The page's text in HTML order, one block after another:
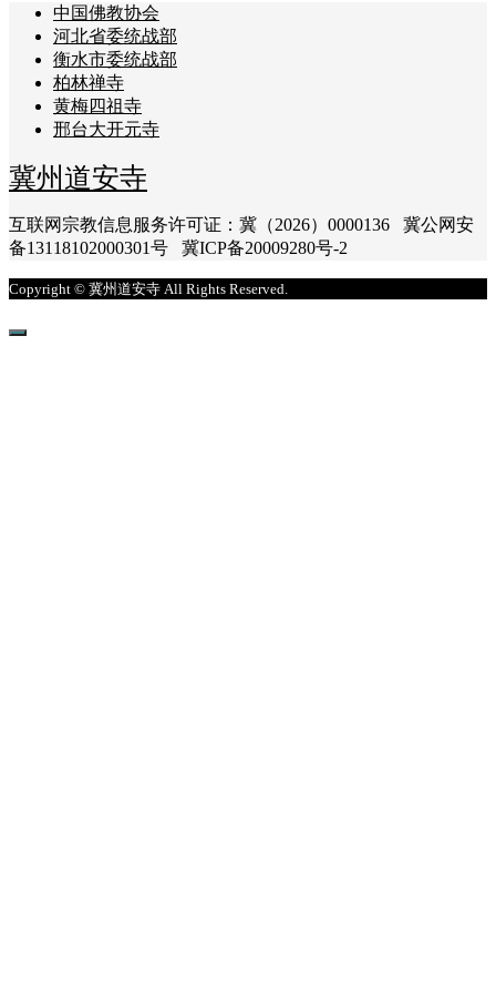
中国佛教协会
河北省委统战部
衡水市委统战部
柏林禅寺
黄梅四祖寺
邢台大开元寺
冀州道安寺
互联网宗教信息服务许可证：冀（2026）0000136 冀公网安
备13118102000301号 冀ICP备20009280号-2
Copyright © 冀州道安寺 All Rights Reserved.